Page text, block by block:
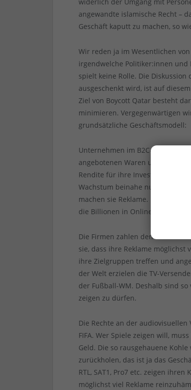
angewandte islamische Recht –
Geschäft kaputt zu machen, so
Wir reden ja im Wesentlichen
irgendwelche Politiker:innen und
spielt keine Rolle. Die
ausgeschenkt wird, ist auf
Ziel von Boycott Qatar besteht
minimieren. Vergegenwärtigen
grundsätzliche Geschäftsmodell:
Unternehmen im B2C-Bereich
angebotenen Waren und
Rendite für ihre Investoren zu
Wachstum beinahe nur noch
machen sie Reklame. Nachdem
die Billionen in Online-Sachen
Die Firmen zahlen den
sie, dass ihre Reklame möglichst
ihre Zielgruppen treffen und
der Welt erzielen die TV-
der Fußball-WM. Deshalb sind
zeigen zu dürfen.
Die Rechte an der
FIFA. Wer Spiele zeigen will,
Geld. Die so rausgehauene
zurückholen, das ist ja das
RTL, SAT1, Pro7 etc. zeigen
möglichst viel Reklame